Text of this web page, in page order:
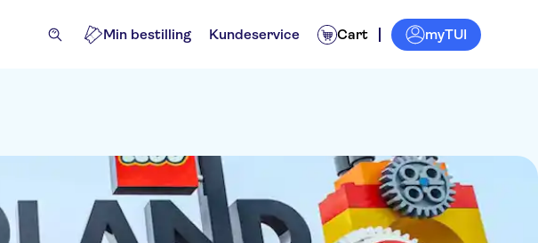
Min bestilling Kundeservice Cart myTUI